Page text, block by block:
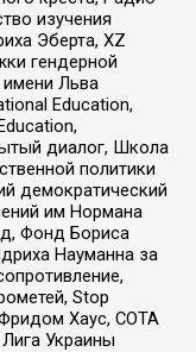
изучения
Эберта, XZ
гендерной
Льва
Education,
диалог, Школа
политики
демократический
им Нормана
Фонд Бориса
Науманна за
Stop
Хаус, СОТА
Украины